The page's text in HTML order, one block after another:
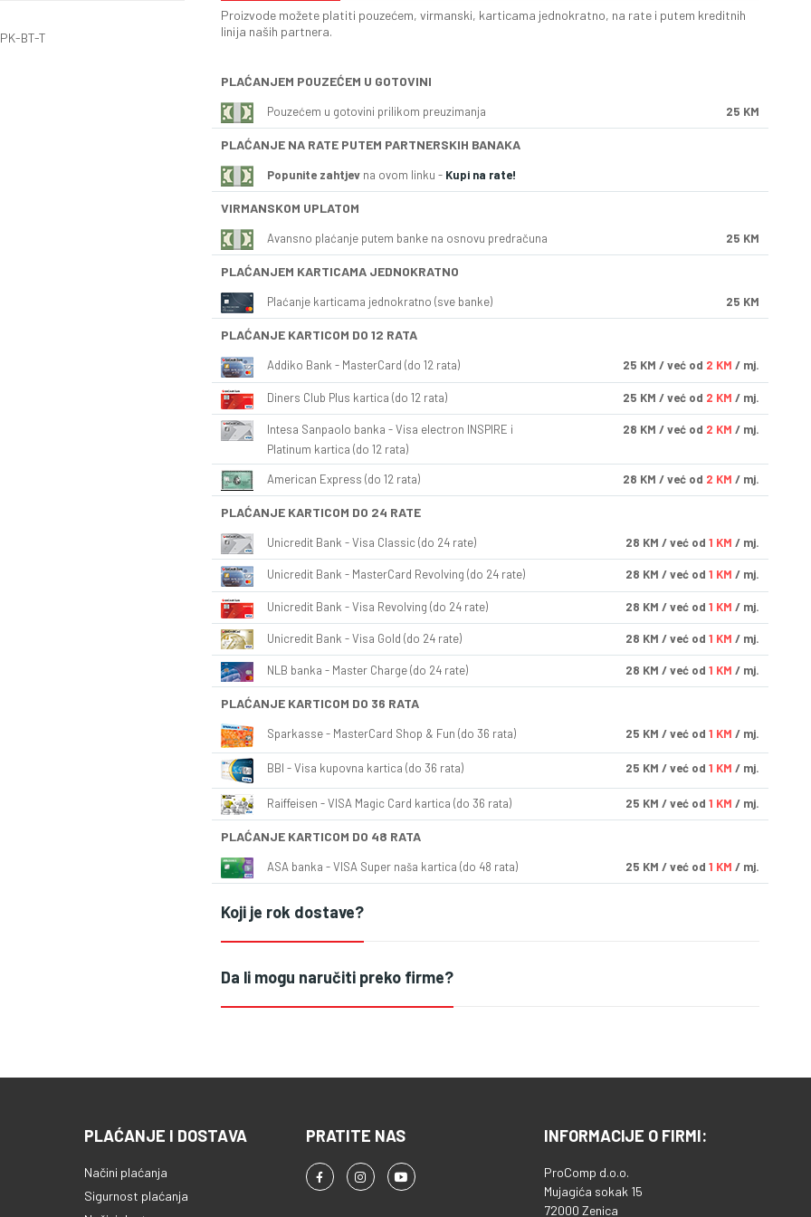
BT-T
Proizvode možete platiti pouzećem, virmanski, karticama jednokratno, na rate i putem kreditnih
linija naših partnera.
PLAĆANJEM POUZEĆEM U GOTOVINI
Pouzećem u gotovini prilikom preuzimanja 25 KM
PLAĆANJE NA RATE PUTEM PARTNERSKIH BANAKA
Popunite zahtjev na ovom linku - Kupi na rate!
VIRMANSKOM UPLATOM
Avansno plaćanje putem banke na osnovu predračuna 25 KM
PLAĆANJEM KARTICAMA JEDNOKRATNO
Plaćanje karticama jednokratno (sve banke) 25 KM
PLAĆANJE KARTICOM DO 12 RATA
Addiko Bank - MasterCard (do 12 rata) 25 KM / već od 2 KM / mj.
Diners Club Plus kartica (do 12 rata) 25 KM / već od 2 KM / mj.
Intesa Sanpaolo banka - Visa electron INSPIRE i
Platinum kartica (do 12 rata)
28 KM / već od 2 KM / mj.
American Express (do 12 rata) 28 KM / već od 2 KM / mj.
PLAĆANJE KARTICOM DO 24 RATE
Unicredit Bank - Visa Classic (do 24 rate) 28 KM / već od 1 KM / mj.
Unicredit Bank - MasterCard Revolving (do 24 rate) 28 KM / već od 1 KM / mj.
Unicredit Bank - Visa Revolving (do 24 rate) 28 KM / već od 1 KM / mj.
Unicredit Bank - Visa Gold (do 24 rate) 28 KM / već od 1 KM / mj.
NLB banka - Master Charge (do 24 rate) 28 KM / već od 1 KM / mj.
PLAĆANJE KARTICOM DO 36 RATA
Sparkasse - MasterCard Shop & Fun (do 36 rata) 25 KM / već od 1 KM / mj.
BBI - Visa kupovna kartica (do 36 rata) 25 KM / već od 1 KM / mj.
Raiffeisen - VISA Magic Card kartica (do 36 rata) 25 KM / već od 1 KM / mj.
PLAĆANJE KARTICOM DO 48 RATA
ASA banka - VISA Super naša kartica (do 48 rata) 25 KM / već od 1 KM / mj.
Koji je rok dostave?
Da li mogu naručiti preko firme?
PLAĆANJE I DOSTAVA
Načini plaćanja
Sigurnost plaćanja
PRATITE NAS INFORMACIJE O FIRMI:
ProComp d.o.o.
Mujagića sokak 15
72000 Zenica